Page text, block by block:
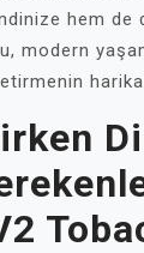
hem de
modern